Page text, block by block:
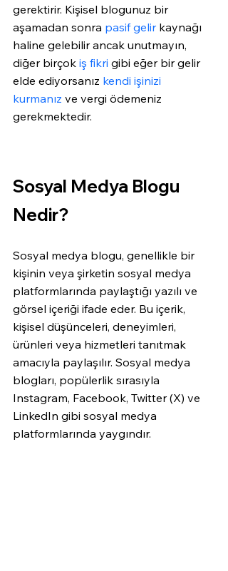
gerektirir. Kişisel blogunuz bir
aşamadan sonra pasif gelir kaynağı
haline gelebilir ancak unutmayın,
diğer birçok iş fikri gibi eğer bir gelir
elde ediyorsanız kendi işinizi
kurmanız ve vergi ödemeniz
gerekmektedir.
Sosyal Medya Blogu
Nedir?
Sosyal medya blogu, genellikle bir
kişinin veya şirketin sosyal medya
platformlarında paylaştığı yazılı ve
görsel içeriği ifade eder. Bu içerik,
kişisel düşünceleri, deneyimleri,
ürünleri veya hizmetleri tanıtmak
amacıyla paylaşılır. Sosyal medya
blogları, popülerlik sırasıyla
Instagram, Facebook, Twitter (X) ve
LinkedIn gibi sosyal medya
platformlarında yaygındır.